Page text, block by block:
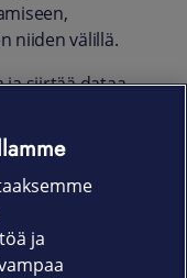
niiden välillä.
ja siirtää dataa
niin voit
ja hyödyntää
ja